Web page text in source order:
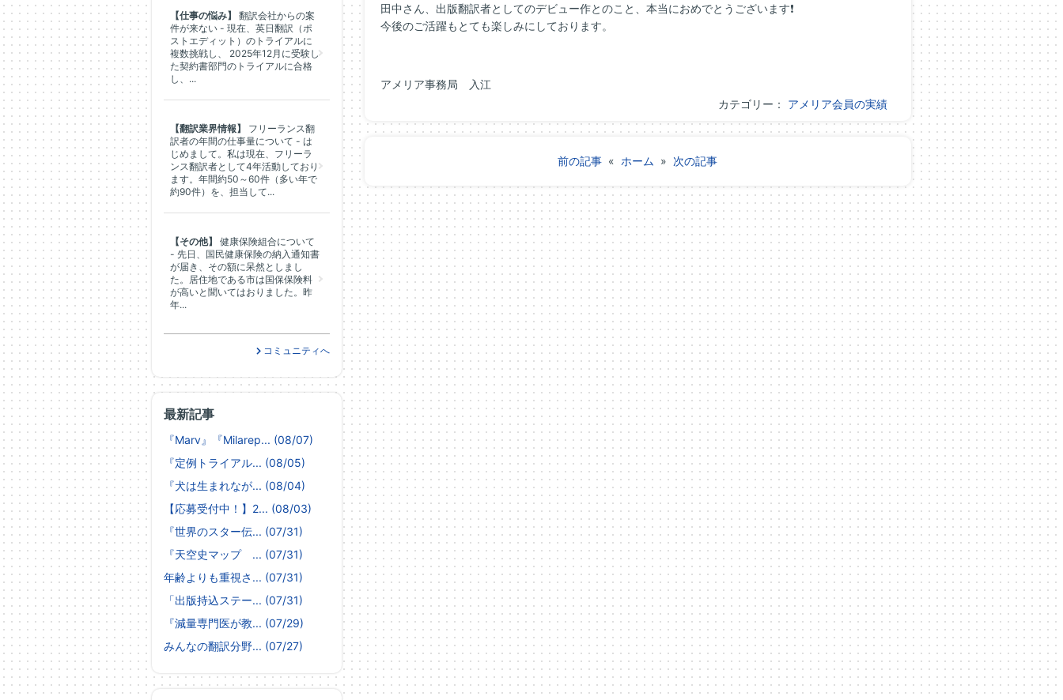
田中さん、出版翻訳者としてのデビュー作とのこと、本当におめでとうございます❗
今後のご活躍もとても楽しみにしております。
アメリア事務局 入江
カテゴリー： アメリア会員の実績
前の記事 « ホーム » 次の記事
最新記事
『Marv』『Milarep... (08/07)
『定例トライアル... (08/05)
『犬は生まれなが... (08/04)
【応募受付中！】2... (08/03)
『世界のスター伝... (07/31)
『天空史マップ ... (07/31)
年齢よりも重視さ... (07/31)
「出版持込ステー... (07/31)
『減量専門医が教... (07/29)
みんなの翻訳分野... (07/27)
【仕事の悩み】
翻訳会社からの案
件が来ない - 現在、英日翻訳（ポ
ストエディット）のトライアルに
複数挑戦し、 2025年12月に受験し
た契約書部門のトライアルに合格
し、...
【翻訳業界情報】
フリーランス翻
訳者の年間の仕事量について - は
じめまして。私は現在、フリーラ
ンス翻訳者として4年活動しており
ます。年間約50～60件（多い年で
約90件）を、担当して...
【その他】
健康保険組合について
- 先日、国民健康保険の納入通知書
が届き、その額に呆然としまし
た。居住地である市は国保保険料
が高いと聞いてはおりました。昨
年...
コミュニティへ